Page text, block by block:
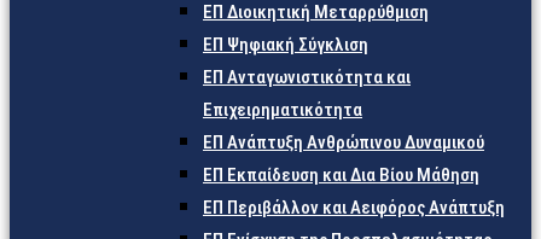
ΕΠ Διοικητική Μεταρρύθμιση
ΕΠ Ψηφιακή Σύγκλιση
ΕΠ Ανταγωνιστικότητα και
Επιχειρηματικότητα
ΕΠ Ανάπτυξη Ανθρώπινου Δυναμικού
ΕΠ Εκπαίδευση και Δια Βίου Μάθηση
ΕΠ Περιβάλλον και Αειφόρος Ανάπτυξη